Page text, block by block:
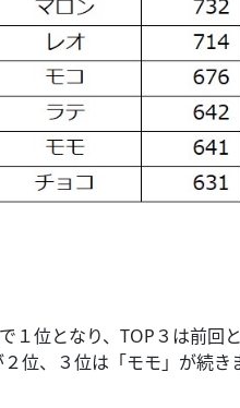
１位となり、TOP３は前回
位、３位は「モモ」が続